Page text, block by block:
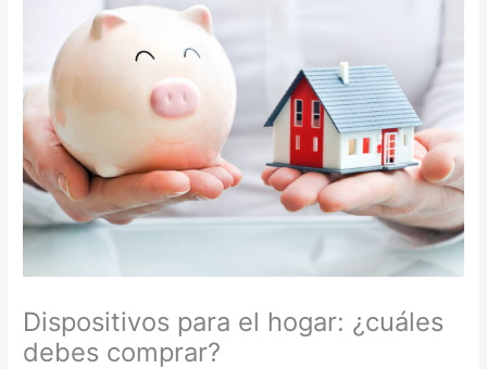
Dispositivos para el hogar: ¿cuáles
debes comprar?